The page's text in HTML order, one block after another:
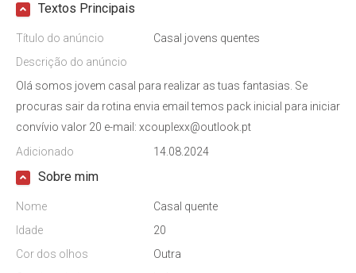
Textos Principais
Título do anúncio
Casal jovens quentes
Descrição do anúncio
Olá somos jovem casal para realizar as tuas fantasias. Se
procuras sair da rotina envia email temos pack inicial para iniciar
convívio valor 20 e-mail: xcouplexx@outlook.pt
Adicionado
14.08.2024
Sobre mim
Nome
Casal quente
Idade
20
Cor dos olhos
Outra